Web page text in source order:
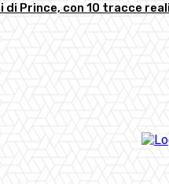
di Prince, con 10 tracce